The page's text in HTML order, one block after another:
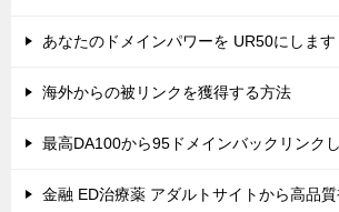
あなたのドメインパワーを UR50にします
海外からの被リンクを獲得する方法
最高DA100から95ドメインバックリンク
金融 ED治療薬 アダルトサイトから高品質